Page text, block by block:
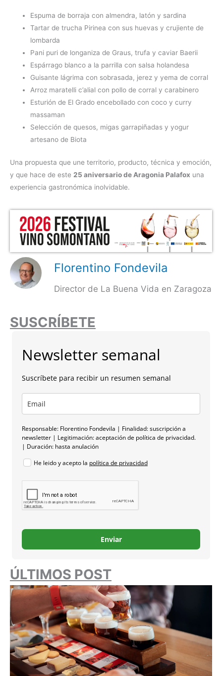
Espuma de borraja con almendra, latón y sardina
Tartar de trucha Pirinea con sus huevas y crujiente de
lombarda
Pani puri de longaniza de Graus, trufa y caviar Baerii
Espárrago blanco a la parrilla con salsa holandesa
Guisante lágrima con sobrasada, jerez y yema de corral
Arroz maratelli c’alial con pollo de corral y carabinero
Esturión de El Grado encebollado con coco y curry
massaman
Selección de quesos, migas garrapiñadas y yogur
artesano de Biota
Una propuesta que une territorio, producto, técnica y emoción,
y que hace de este 25 aniversario de Aragonia Palafox una
experiencia gastronómica inolvidable.
Florentino Fondevila
Director de La Buena Vida en Zaragoza
SUSCRÍBETE
Newsletter semanal
Suscríbete para recibir un resumen semanal
Responsable: Florentino Fondevila | Finalidad: suscripción a
newsletter | Legitimación: aceptación de política de privacidad.
| Duración: hasta anulación
He leido y acepto la política de privacidad
Enviar
ÚLTIMOS POST